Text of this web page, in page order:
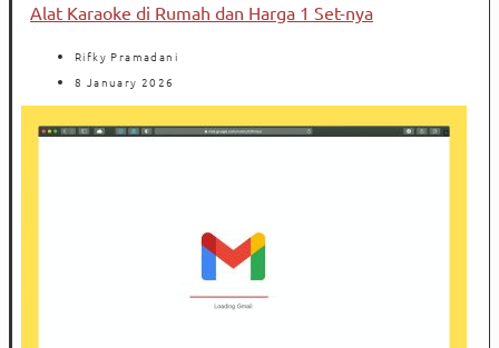
Alat Karaoke di Rumah dan Harga 1 Set-nya
Rifky Pramadani
8 January 2026